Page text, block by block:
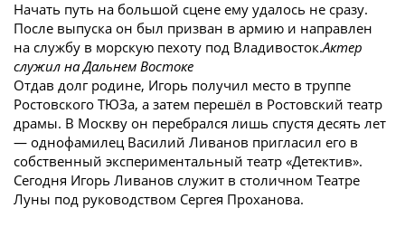
Начать путь на большой сцене ему удалось не сразу.
После выпуска он был призван в армию и направлен
на службу в морскую пехоту под Владивосток.Актер
служил на Дальнем Востоке
Отдав долг родине, Игорь получил место в труппе
Ростовского ТЮЗа, а затем перешёл в Ростовский театр
драмы. В Москву он перебрался лишь спустя десять лет
— однофамилец Василий Ливанов пригласил его в
собственный экспериментальный театр «Детектив».
Сегодня Игорь Ливанов служит в столичном Театре
Луны под руководством Сергея Проханова.